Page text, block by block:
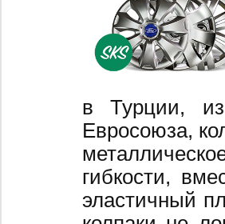
в Турции, из
Евросоюза,
гибкости,
эластичный